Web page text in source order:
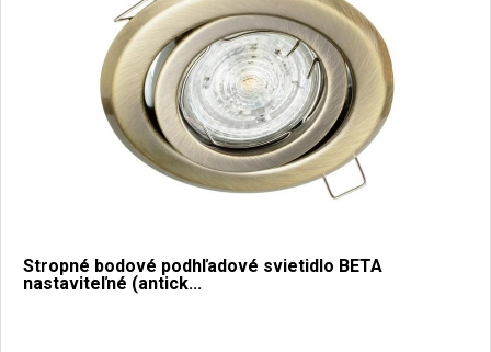
Stropné bodové podhľadové svietidlo BETA
nastaviteľné (antick...